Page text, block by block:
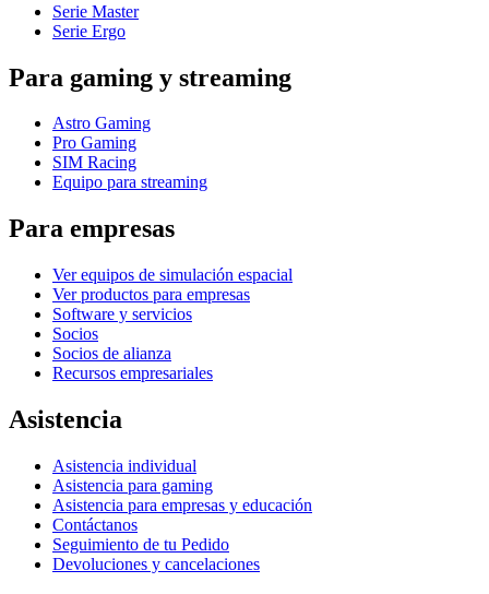
Serie Master
Serie Ergo
Para gaming y streaming
Astro Gaming
Pro Gaming
SIM Racing
Equipo para streaming
Para empresas
Ver equipos de simulación espacial
Ver productos para empresas
Software y servicios
Socios
Socios de alianza
Recursos empresariales
Asistencia
Asistencia individual
Asistencia para gaming
Asistencia para empresas y educación
Contáctanos
Seguimiento de tu Pedido
Devoluciones y cancelaciones